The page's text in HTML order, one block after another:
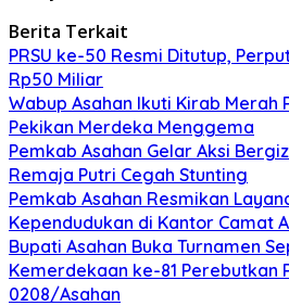
Berita Terkait
PRSU ke-50 Resmi Ditutup,
Rp50 Miliar
Wabup Asahan Ikuti Kirab Merah
Pekikan Merdeka Menggema
Pemkab Asahan Gelar Aksi
Remaja Putri Cegah Stunting
Pemkab Asahan Resmikan
Kependudukan di Kantor Camat
Bupati Asahan Buka Turnamen
Kemerdekaan ke-81 Perebutkan
0208/Asahan